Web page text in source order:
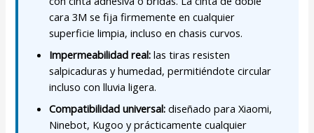
cara 3M se fija firmemente en cualquier
superficie limpia, incluso en chasis curvos.
Impermeabilidad real: las tiras resisten
salpicaduras y humedad, permitiéndote circular
incluso con lluvia ligera.
Compatibilidad universal: diseñado para Xiaomi,
Ninebot, Kugoo y prácticamente cualquier